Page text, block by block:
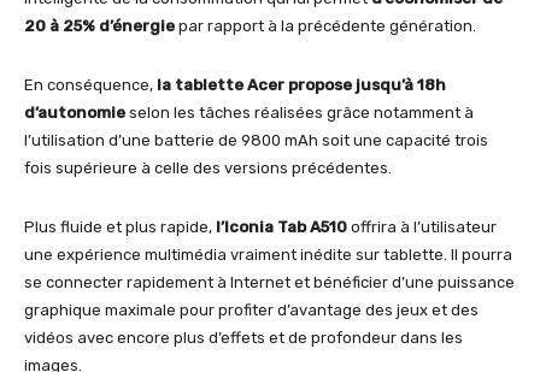
20 à 25% d’énergie par rapport à la précédente génération.
En conséquence, la tablette Acer propose jusqu’à 18h
d’autonomie selon les tâches réalisées grâce notamment à
l’utilisation d’une batterie de 9800 mAh soit une capacité trois
fois supérieure à celle des versions précédentes.
Plus fluide et plus rapide, l’Iconia Tab A510 offrira à l’utilisateur
une expérience multimédia vraiment inédite sur tablette. Il pourra
se connecter rapidement à Internet et bénéficier d’une puissance
graphique maximale pour profiter d’avantage des jeux et des
vidéos avec encore plus d’effets et de profondeur dans les
images.